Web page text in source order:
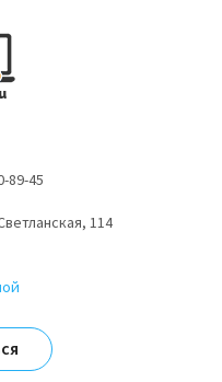
89-45
114